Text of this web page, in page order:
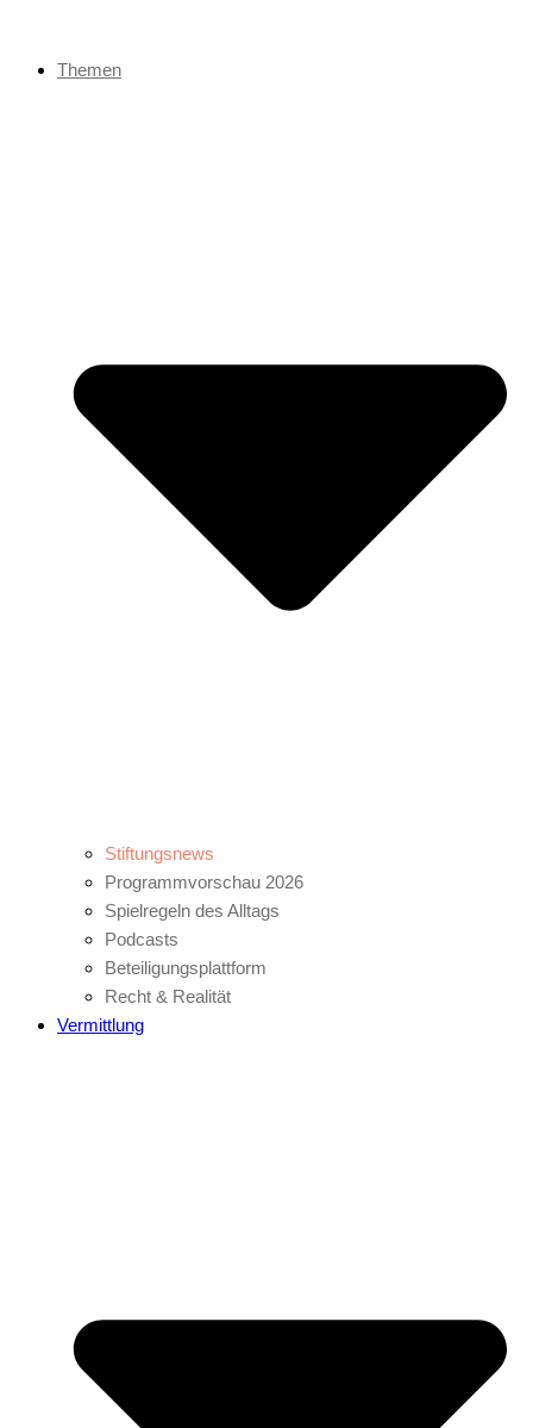
Themen
Stiftungsnews
Programmvorschau 2026
Spielregeln des Alltags
Podcasts
Beteiligungsplattform
Recht & Realität
Vermittlung